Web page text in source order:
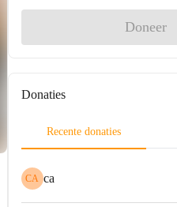
Doneer
Donaties
Recente donaties
CA ca